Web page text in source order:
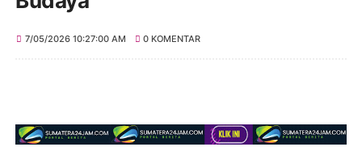
7/05/2026 10:27:00 AM 0 KOMENTAR